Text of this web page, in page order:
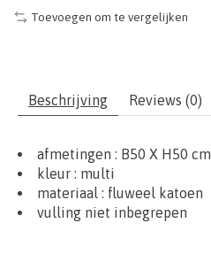
Toevoegen om te vergelijken
Beschrijving Reviews (0)
afmetingen : B50 X H50 cm
kleur : multi
materiaal : fluweel katoen
vulling niet inbegrepen